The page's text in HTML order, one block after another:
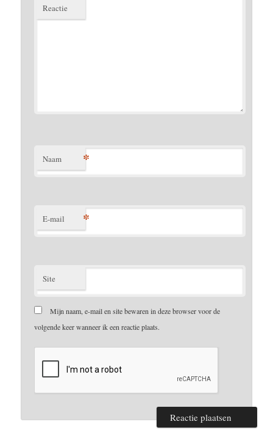
Reactie
Naam *
E-mail *
Site
Mijn naam, e-mail en site bewaren in deze browser voor de
volgende keer wanneer ik een reactie plaats.